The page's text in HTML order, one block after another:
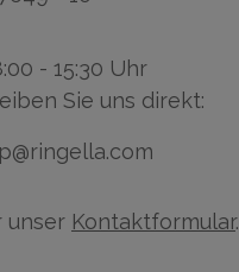
- 15:30 Uhr
Sie uns direkt:
unser Kontaktformular.